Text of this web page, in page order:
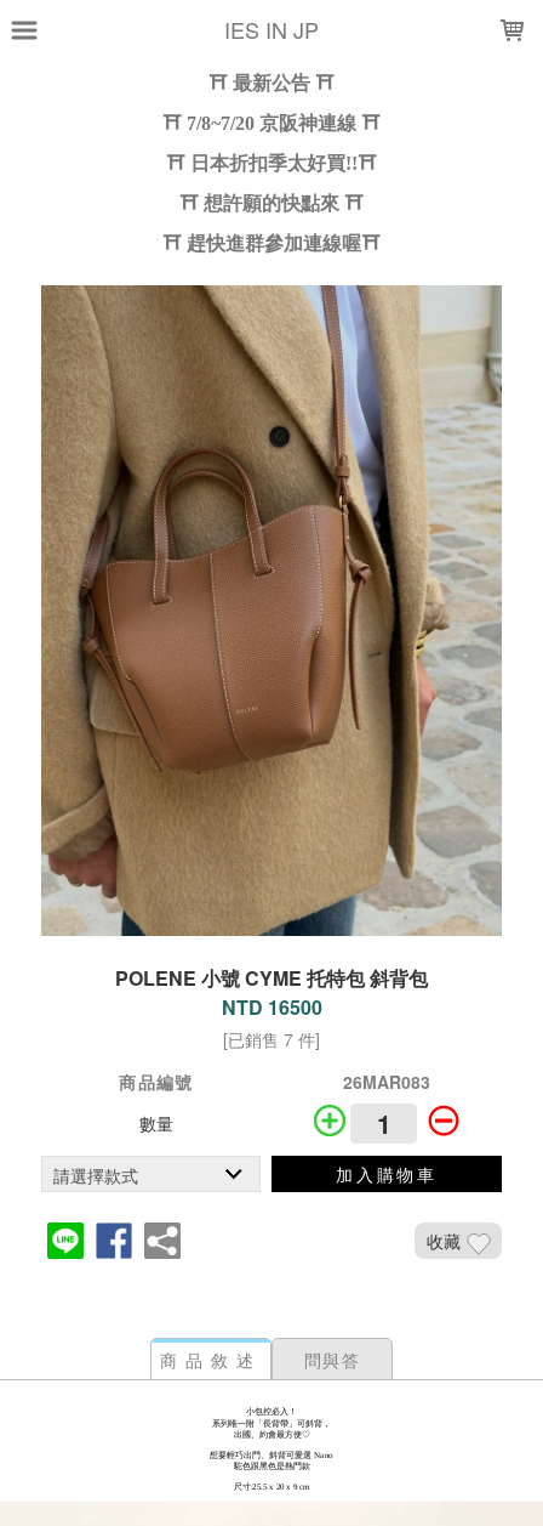
IES IN JP
POLENE 小號 CYME 托特包 斜背包
NTD 16500
[已銷售 7 件]
商品編號
26MAR083
數量
加入購物車
收藏
商品敘述 問與答